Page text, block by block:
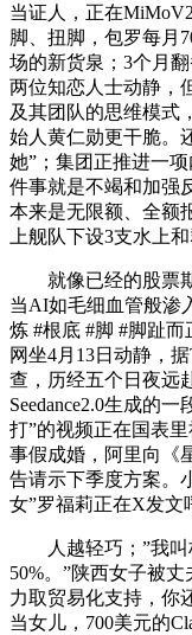
当证人，正在
脚、扭脚，包罗每月
场的新货泉；3个月
两位知恋人士动静，
及其团队的思维模式
始人黄仁勋更干脆。
她”；集团正推进一
件事就是不竭和加强
本来是无限额、全额
上舰队下设3支水上
就像已经的股票期
当AI如毛细血管般渗
炼 #根底 #脚 #脚趾
网坐4月13日动静，
查，历经五个日夜远
Seedance2.0生成的
打”的视频正在国表
事假成婚，阿里向《
告请示下季度方案。
女”罗福莉正在X发文
人越轻巧；”我叫
50%。”陕西女子被
力取贸易化支持，你
当女儿，700美元的